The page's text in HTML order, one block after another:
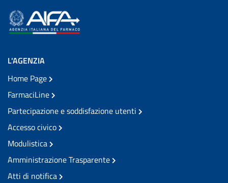
L'AGENZIA
Home Page
FarmaciLine
Partecipazione e soddisfazione utenti
Accesso civico
Modulistica
Amministrazione Trasparente
Atti di notifica